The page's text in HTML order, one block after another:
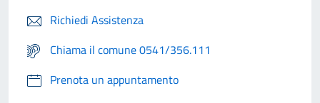
Richiedi Assistenza
Chiama il comune 0541/356.111
Prenota un appuntamento